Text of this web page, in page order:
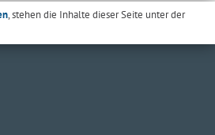
, stehen die Inhalte dieser Seite unter der